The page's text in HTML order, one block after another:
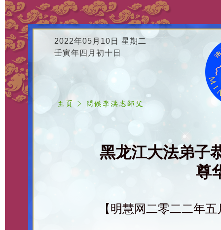
2022年05月10日 星期二
壬寅年四月初十日
黑龙江大法弟子
尊
【明慧网二零二二年